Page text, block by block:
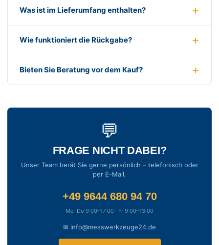
Was ist im Lieferumfang enthalten?
Wie funktioniert die Rückgabe?
Bieten Sie Beratung vor dem Kauf?
💬
FRAGE NICHT DABEI?
Unser Team berät Sie gerne persönlich – telefonisch oder
per E-Mail.
+49 9644 680 94 70
Mo–Do 9:00–17:00 · Fr 9:00–13:00
✉ info@messwerkzeuge24.de